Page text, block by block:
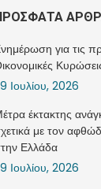
για τις
Ιουλίου, 2026
έκτακτης
με τον
Ελλάδα
Ιουλίου, 2026